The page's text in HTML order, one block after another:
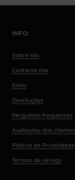
INFO:
Sobre nós
Contacte-nos
Envio
Devoluções
Perguntas frequentes
Avaliações dos clientes
Política de Privacidade
Termos de serviço